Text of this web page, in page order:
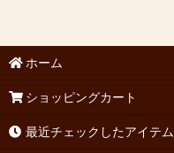
ホーム
ショッピングカート
最近チェックしたアイテム